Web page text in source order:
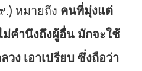
หมายถึง คนที่มุ่งแต่
คำนึงถึงผู้อื่น มักจะใช้
ง เอาเปรียบ ซึ่งถือว่า